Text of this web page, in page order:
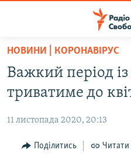
Перейти
основного
матеріалу
Перейти
до
навігації
СТАТТІ
ПОЛІТИКА
ЕКОНОМІКА
ВІЙНА
РОСІЙСЬКА «ФІЛЬТРАЦІЯ»
НОВИНИ | КОРОНАВІРУС
Важкий період
триватиме до
11 листопада 2020, 20:13
Поділитись Читати